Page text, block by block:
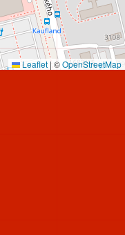
Leaflet | ©OpenStreetMap